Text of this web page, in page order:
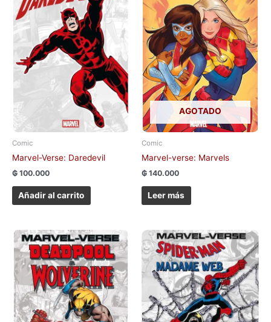
Comic
Marvel-Verse: Daredevil
₲ 100.000
Añadir al carrito
AGOTADO
Comic
Marvel-verse: Marvels
₲ 140.000
Leer más